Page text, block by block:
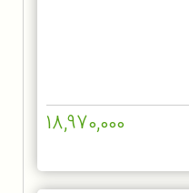
18,970,000